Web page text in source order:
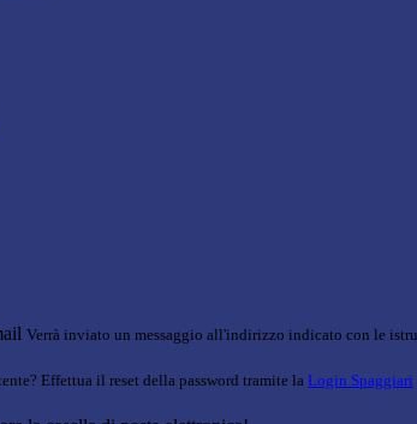
Verrà inviato un messaggio all'indirizzo indicato con le
Effettua il reset della password tramite la Login Spaggiari